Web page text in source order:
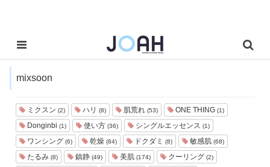
mixsoon
ミクスン (2) ハリ (8) 肌荒れ (53) ONE THING (1)
Donginbi (1) 使い方 (36) シングルエッセンス (1)
ワンシング (6) 乾燥 (84) ドクダミ (8) 敏感肌 (68)
たるみ (8) 鎮静 (49) 美肌 (174) クーリング (2)